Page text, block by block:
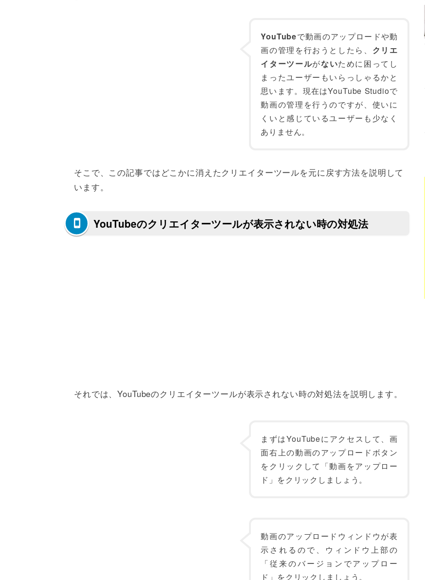
YouTubeで動画のアップロードや動
画の管理を行おうとしたら、 クリエ
イターツールがないために困ってし
まったユーザーもいらっしゃるかと
思います。現在はYouTube Studioで
動画の管理を行うのですが、使いに
くいと感じているユーザーも少なく
ありません。
そこで、この記事ではどこかに消えたクリエイターツールを元に戻す方法を説明して
います。
YouTubeのクリエイターツールが表示されない時の対処法
それでは、YouTubeのクリエイターツールが表示されない時の対処法を説明します。
まずはYouTubeにアクセスして、画
面右上の動画のアップロードボタン
をクリックして「動画をアップロー
ド」をクリックしましょう。
動画のアップロードウィンドウが表
示されるので、ウィンドウ上部の
「従来のバージョンでアップロー
ド」をクリックしましょう。